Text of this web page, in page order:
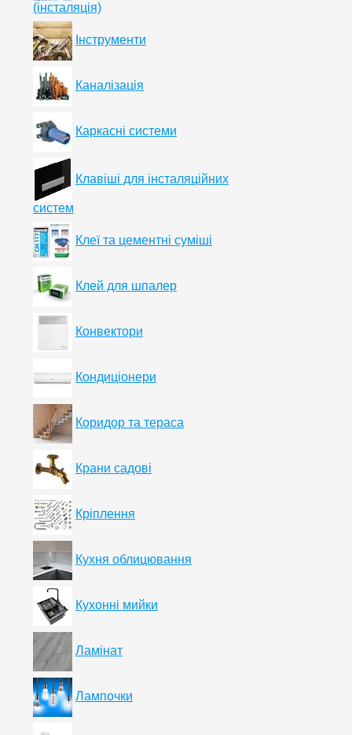
(інсталяція)
Інструменти
Каналізація
Каркасні системи
Клавіші для інсталяційних
систем
Клеї та цементні суміші
Клей для шпалер
Конвектори
Кондиціонери
Коридор та тераса
Крани садові
Кріплення
Кухня облицювання
Кухонні мийки
Ламінат
Лампочки